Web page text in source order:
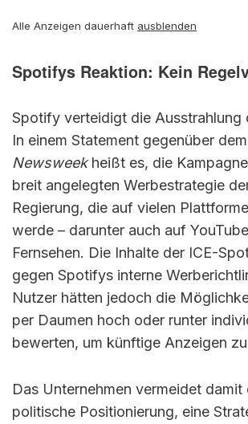
Alle Anzeigen dauerhaft ausblenden
Spotifys Reaktion: Kein
Spotify verteidigt die Ausstrahlung
In einem Statement gegenüber
Newsweekheißt es, die
breit angelegten Werbestrategie
Regierung, die auf vielen
werde – darunter auch auf
Fernsehen. Die Inhalte der ICE-
gegen Spotifys interne
Nutzer hätten jedoch die
per Daumen hoch oder runter
bewerten, um künftige Anzeigen
Das Unternehmen vermeidet damit
politische Positionierung, eine